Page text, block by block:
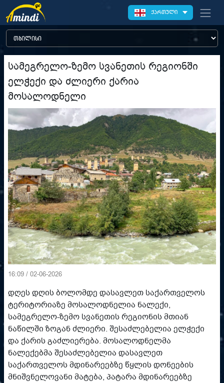
ქართული
სამეგრელო-ზემო სვანეთის რეგიონში
ელჭექი და ძლიერი ქარია
მოსალოდნელი
16:09 / 02-06-2026
დღეს დღის ბოლომდე დასავლეთ საქართველოს
ტერიტორიაზე მოსალოდნელია ნალექი,
სამეგრელო-ზემო სვანეთის რეგიონის მთიან
ნაწილში ზოგან ძლიერი. შესაძლებელია ელჭექი
და ქარის გაძლიერება. მოსალოდნელმა
ნალექებმა შესაძლებელია დასავლეთ
საქართველოს მდინარეებზე წყლის დონეების
მნიშვნელოვანი მატება, პატარა მდინარეებზე